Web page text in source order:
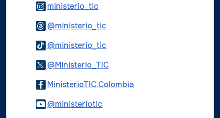
ministerio_ticLogo Instagram
@ministerio_ticLogo Threads
@ministerio_ticLogo Tiktok
@Ministerio_TICLogo Twitter
MinisterioTIC.Colombia
@ministerioticLogo Youtube